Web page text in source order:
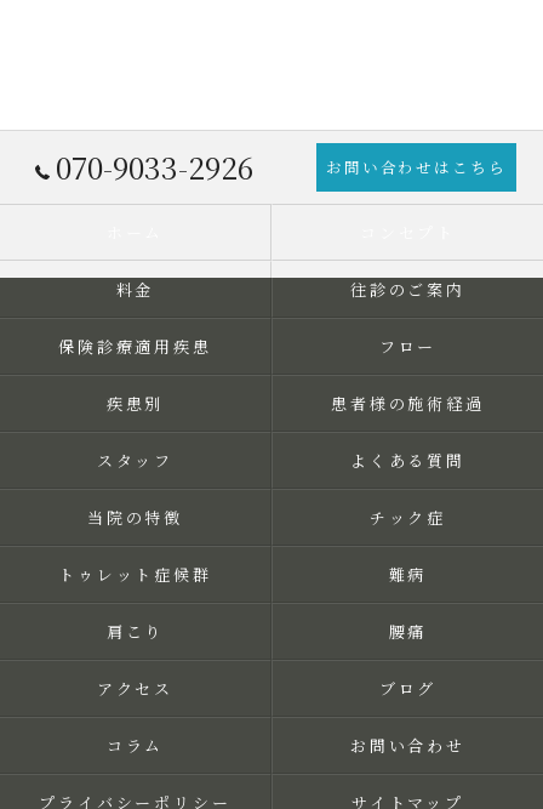
070-9033-2926 お問い合わせはこちら
料金 往診のご案内
保険診療適用疾患 フロー
疾患別 患者様の施術経過
スタッフ よくある質問
当院の特徴 チック症
トゥレット症候群 難病
肩こり 腰痛
アクセス ブログ
コラム お問い合わせ
プライバシーポリシー サイトマップ